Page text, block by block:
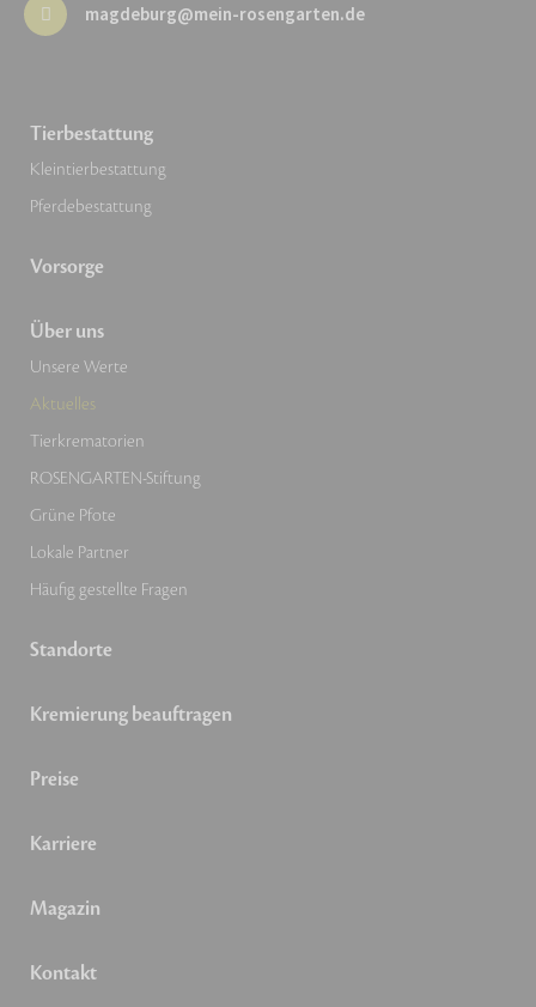
magdeburg@mein-rosengarten.de
Tierbestattung
Kleintierbestattung
Pferdebestattung
Vorsorge
Über uns
Unsere Werte
Aktuelles
Tierkrematorien
ROSENGARTEN-Stiftung
Grüne Pfote
Lokale Partner
Häufig gestellte Fragen
Standorte
Kremierung beauftragen
Preise
Karriere
Magazin
Kontakt